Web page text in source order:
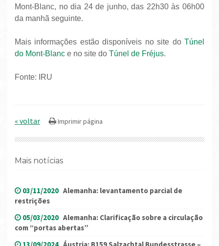
Mont-Blanc, no dia 24 de junho, das 22h30 às 06h00
da manhã seguinte.
Mais informações estão disponíveis no site do Túnel
do Mont-Blanc e no site do Túnel de Fréjus.
Fonte: IRU
« voltar
Mais notícias
03/11/2020 Alemanha: levantamento parcial de
restrições
05/03/2020 Alemanha: Clarificação sobre a circulação
com “portas abertas”